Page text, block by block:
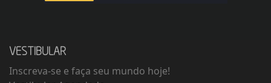
VESTIBULAR
Inscreva-se e faça seu mundo hoje!